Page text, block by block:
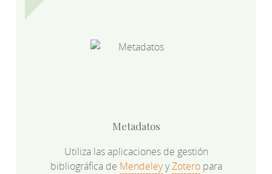
Metadatos
Utiliza las aplicaciones de gestión
bibliográfica de MendeleyyZoteropara